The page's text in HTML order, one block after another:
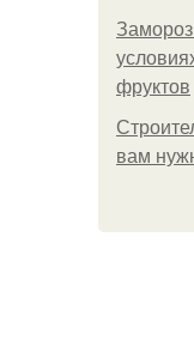
фруктов
вам